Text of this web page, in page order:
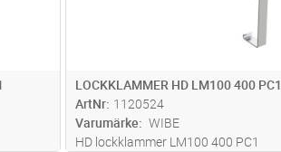
LOCKKLAMMER HD LM100 400 PC1
ArtNr 1120524
Varumärke
WIBE
HD lockklammer LM100 400 PC1